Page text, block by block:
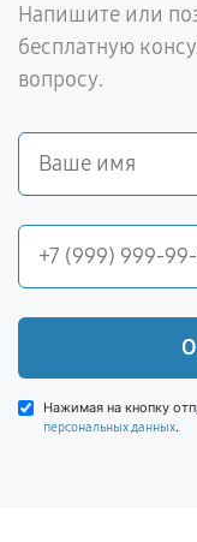
Напишите или
бесплатную
вопросу.
Нажимая на кнопку
персональных данных.